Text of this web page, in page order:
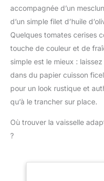
accompagnée d’un
d’un simple filet d’huile
Quelques tomates cerises
touche de couleur et de
simple est le mieux :
dans du papier cuisson
pour un look rustique et
qu’à le trancher sur place.
Où trouver la vaisselle
?